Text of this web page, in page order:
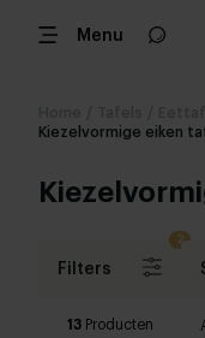
Menu
Kiezelvormige eiken
Filters
13 Producten